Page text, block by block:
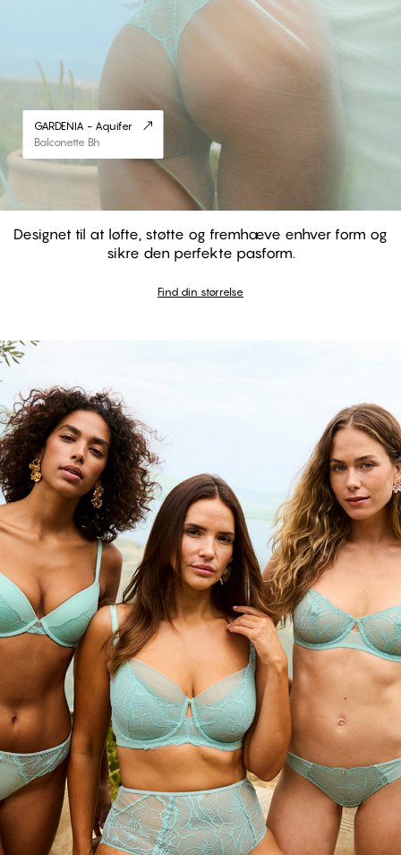
GARDENIA - Aquifer
Balconette Bh
Designet til at løfte, støtte og fremhæve enhver form og
sikre den perfekte pasform.
Find din størrelse
#30
#30